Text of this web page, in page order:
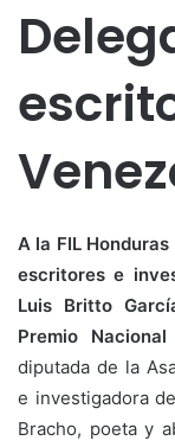
A la FIL
escritores e
Luis Britto
Premio
diputada de la
e investigadora
Bracho, poeta y